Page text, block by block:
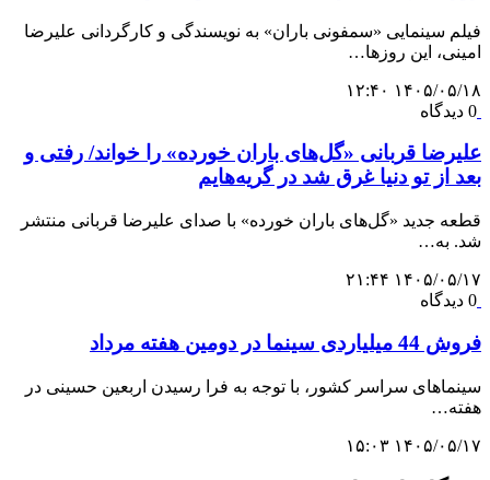
فیلم سینمایی «سمفونی باران» به نویسندگی و کارگردانی علیرضا
امینی، این روزها…
۱۴۰۵/۰۵/۱۸ ۱۲:۴۰
0 دیدگاه
علیرضا قربانی «گل‌های باران خورده» را خواند/ رفتی و
بعد از تو دنیا غرق شد در گریه‌هایم
قطعه جدید «گل‌های باران خورده» با صدای علیرضا قربانی منتشر
شد. به…
۱۴۰۵/۰۵/۱۷ ۲۱:۴۴
0 دیدگاه
فروش 44 میلیاردی سینما در دومین هفته مرداد
سینماهای سراسر کشور، با توجه به فرا رسیدن اربعین حسینی در
هفته‌…
۱۴۰۵/۰۵/۱۷ ۱۵:۰۳